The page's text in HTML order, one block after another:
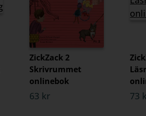
ZickZack 2
Skrivrummet
onlinebok
63 kr 73